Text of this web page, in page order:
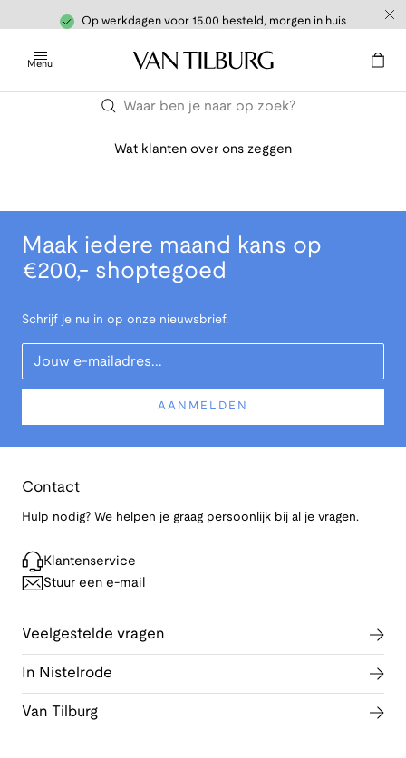
Op werkdagen voor 15.00 besteld, morgen in huis
Menu
Wat klanten over ons zeggen
Maak iedere maand kans op
€200,- shoptegoed
Schrijf je nu in op onze nieuwsbrief.
Your Email
AANMELDEN
Contact
Hulp nodig? We helpen je graag persoonlijk bij al je vragen.
Klantenservice
Stuur een e-mail
Veelgestelde vragen
In Nistelrode
Van Tilburg